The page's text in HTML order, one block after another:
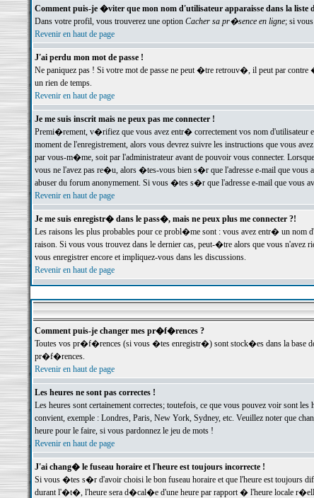
Comment puis-je �viter que mon nom d'utilisateur apparaisse dans la liste
Dans votre profil, vous trouverez une option Cacher sa pr�sence en ligne; si
Revenir en haut de page
J'ai perdu mon mot de passe !
Ne paniquez pas ! Si votre mot de passe ne peut �tre retrouv�, il peut par
un rien de temps.
Revenir en haut de page
Je me suis inscrit mais ne peux pas me connecter !
Premi�rement, v�rifiez que vous avez entr� correctement vos nom
moment de l'enregistrement, alors vous devrez suivre les instructions que vous
par vous-m�me, soit par l'administrateur avant de pouvoir vous connecter.
vous ne l'avez pas re�u, alors �tes-vous bien s�r que l'adresse e-mail que vous
abuser du forum anonymement. Si vous �tes s�r que l'adresse e-mail que vous
Revenir en haut de page
Je me suis enregistr� dans le pass�, mais ne peux plus me connecter ?!
Les raisons les plus probables pour ce probl�me sont : vous avez entr� un
raison. Si vous vous trouvez dans le dernier cas, peut-�tre alors que vous
vous enregistrer encore et impliquez-vous dans les discussions.
Revenir en haut de page
Comment puis-je changer mes pr�f�rences ?
Toutes vos pr�f�rences (si vous �tes enregistr�) sont stock�es dans la base
pr�f�rences.
Revenir en haut de page
Les heures ne sont pas correctes !
Les heures sont certainement correctes; toutefois, ce que vous pouvez voir
convient, exemple : Londres, Paris, New York, Sydney, etc. Veuillez noter que
heure pour le faire, si vous pardonnez le jeu de mots !
Revenir en haut de page
J'ai chang� le fuseau horaire et l'heure est toujours incorrecte !
Si vous �tes s�r d'avoir choisi le bon fuseau horaire et que l'heure est
durant l'�t�, l'heure sera d�cal�e d'une heure par rapport � l'heure locale